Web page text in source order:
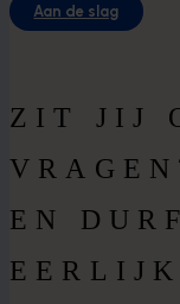
Aan de slag
ZIT JIJ
EN